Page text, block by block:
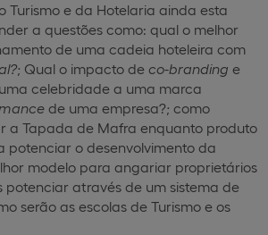
Turismo e da Hotelaria ainda esta
a questões como: qual o melhor
de uma cadeia hoteleira com
; Qual o impacto de co-branding e
celebridade a uma marca
de uma empresa?; como
a Tapada de Mafra enquanto produto
potenciar o desenvolvimento da
modelo para angariar proprietários
potenciar através de um sistema de
serão as escolas de Turismo e os